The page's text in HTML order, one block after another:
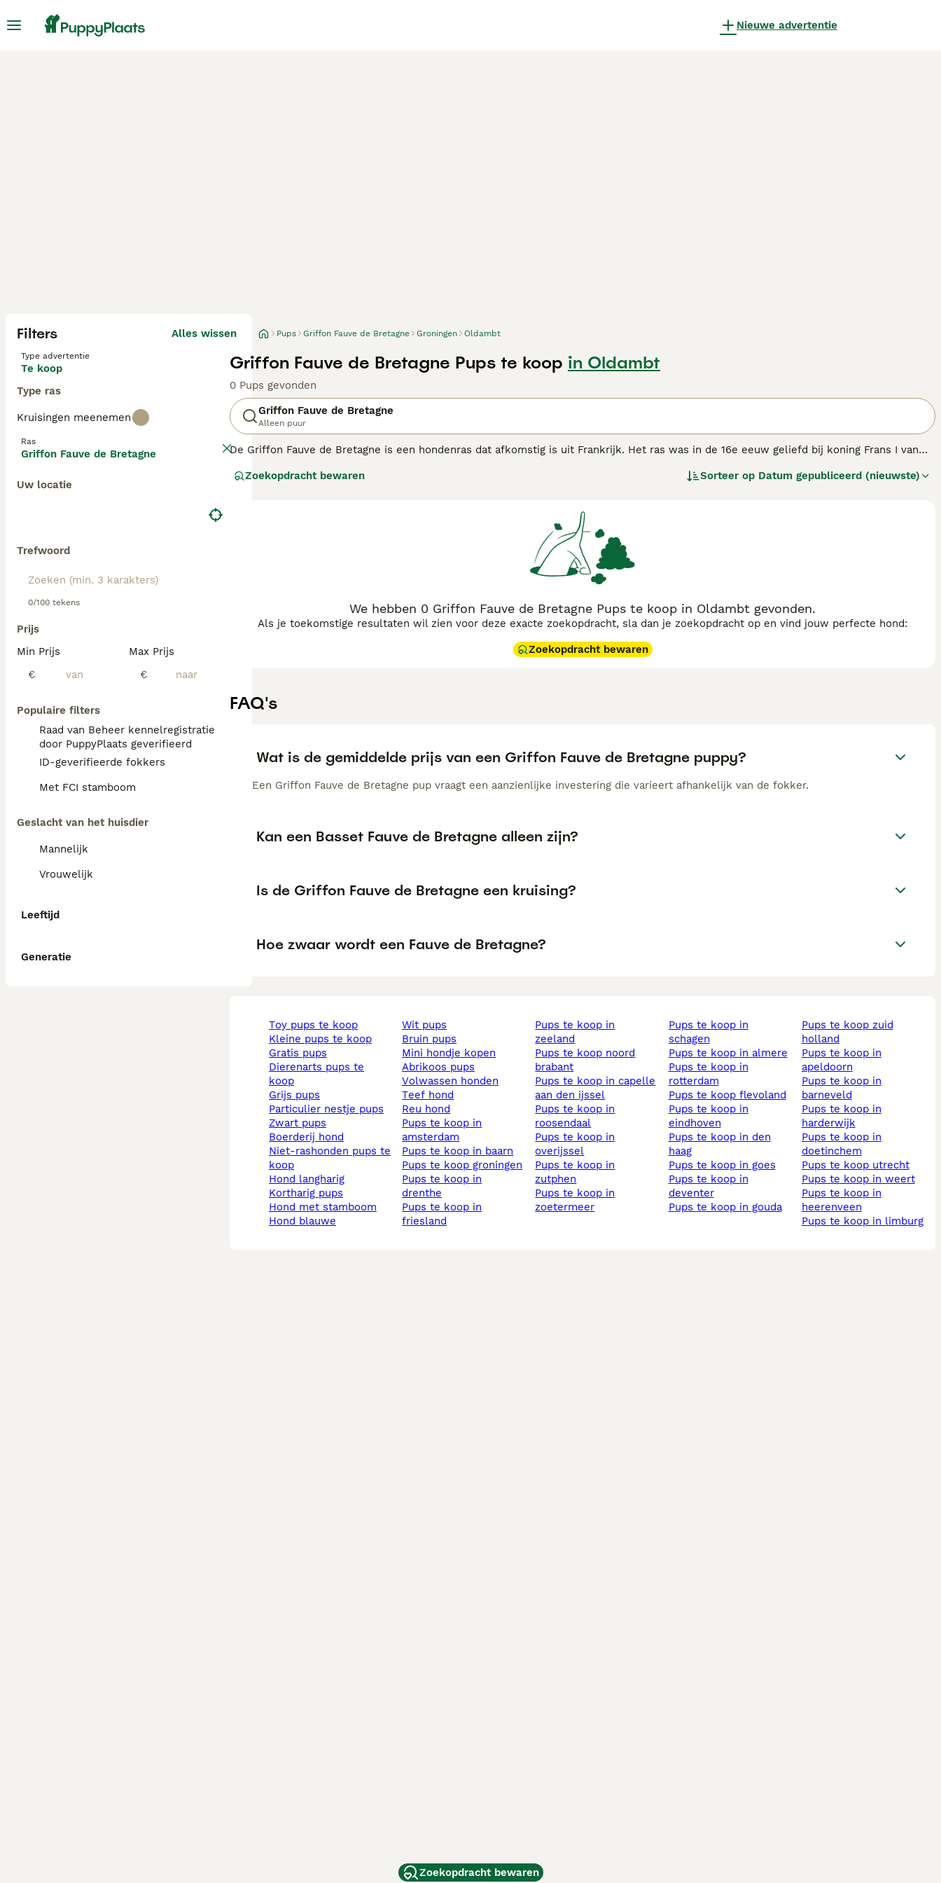
Nieuwe advertentie
Filters Alles wissen
Type advertentie
Te koop
Type ras
Kruisingen meenemen
Ras
Griffon Fauve de Bretagne
Uw locatie
Trefwoord
0/100 tekens
Prijs
Min Prijs
€
Max Prijs
€
Populaire filters
Raad van Beheer kennelregistratie
door PuppyPlaats geverifieerd
ID-geverifieerde fokkers
Met FCI stamboom
Geslacht van het huisdier
Mannelijk
Vrouwelijk
Leeftijd
Generatie
Pups Griffon Fauve de Bretagne Groningen Oldambt
Griffon Fauve de Bretagne Pups te koop in Oldambt
0 Pups gevonden
Griffon Fauve de Bretagne
Alleen puur
De Griffon Fauve de Bretagne is een hondenras dat afkomstig is uit Frankrijk. Het ras was in de 16e eeuw geliefd bij koning Frans I van
Zoekopdracht bewaren Sorteer op Datum gepubliceerd (nieuwste)
We hebben 0 Griffon Fauve de Bretagne Pups te koop in Oldambt gevonden.
Als je toekomstige resultaten wil zien voor deze exacte zoekopdracht, sla dan je zoekopdracht op en vind jouw perfecte hond:
Zoekopdracht bewaren
FAQ's
Wat is de gemiddelde prijs van een Griffon Fauve de Bretagne puppy?
Een Griffon Fauve de Bretagne pup vraagt een aanzienlijke investering die varieert afhankelijk van de fokker.
Kan een Basset Fauve de Bretagne alleen zijn?
Is de Griffon Fauve de Bretagne een kruising?
Hoe zwaar wordt een Fauve de Bretagne?
toy pups te koop
kleine pups te koop
gratis pups
dierenarts pups te
koop
grijs pups
particulier nestje pups
zwart pups
boerderij hond
niet-rashonden pups te
koop
hond langharig
kortharig pups
hond met stamboom
hond blauwe
wit pups
bruin pups
mini hondje kopen
abrikoos pups
volwassen honden
teef hond
reu hond
pups te koop in
amsterdam
pups te koop in baarn
pups te koop groningen
pups te koop in
drenthe
pups te koop in
friesland
pups te koop in
zeeland
pups te koop noord
brabant
pups te koop in capelle
aan den ijssel
pups te koop in
roosendaal
pups te koop in
overijssel
pups te koop in
zutphen
pups te koop in
zoetermeer
pups te koop in
schagen
pups te koop in almere
pups te koop in
rotterdam
pups te koop flevoland
pups te koop in
eindhoven
pups te koop in den
haag
pups te koop in goes
pups te koop in
deventer
pups te koop in gouda
pups te koop zuid
holland
pups te koop in
apeldoorn
pups te koop in
barneveld
pups te koop in
harderwijk
pups te koop in
doetinchem
pups te koop utrecht
pups te koop in weert
pups te koop in
heerenveen
pups te koop in limburg
Zoekopdracht bewaren